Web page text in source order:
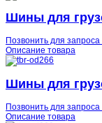
Шины для
Позвонить для
Описание товара
Шины для
Позвонить для
Описание товара